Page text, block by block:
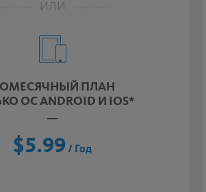
ИЛИ
ПЛАН
ОС ANDROID И IOS*
$5.99 / Год